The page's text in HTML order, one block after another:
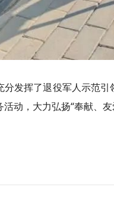
分发挥了退役军人示范
动，大力弘扬“奉献、友